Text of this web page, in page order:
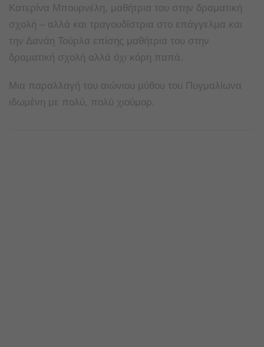
Κατερίνα Μπουρνέλη, μαθήτρια του στην δραματική
σχολή – αλλά και τραγουδίστρια στο επάγγελμα και
την Δανάη Τούρλα επίσης μαθήτρια του στην
δραματική σχολή αλλά όχι κόρη παπά.
Μια παραλλαγή του αιώνιου μύθου του Πυγμαλίωνα
ιδωμένη με πολύ, πολύ χιούμορ.